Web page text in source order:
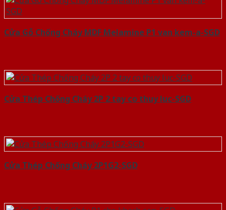
Cửa Gỗ Chống Cháy MDF Melamine P1 van kem-a-SGD
Cửa Thép Chống Cháy 2P 2 tay co thuy luc-SGD
Cửa Thép Chống Cháy 2P1G2-SGD